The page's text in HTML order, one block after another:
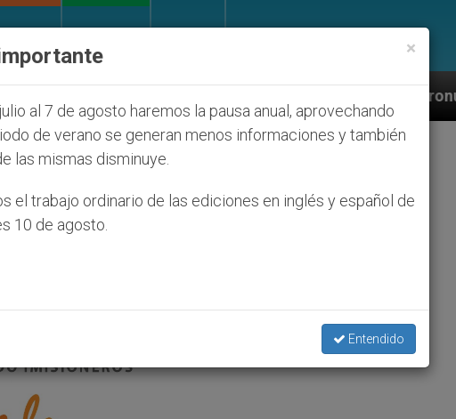
Seúl 2027 ONU se pronuncia ante caso de
Misionera’
×
al 7 de agosto haremos la pausa anual, aprovechando
de verano se generan menos informaciones y también
las mismas disminuye.
el trabajo ordinario de las ediciones en inglés y español de
10 de agosto.
Entendido